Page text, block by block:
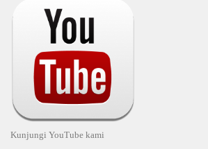
Kunjungi YouTube kami